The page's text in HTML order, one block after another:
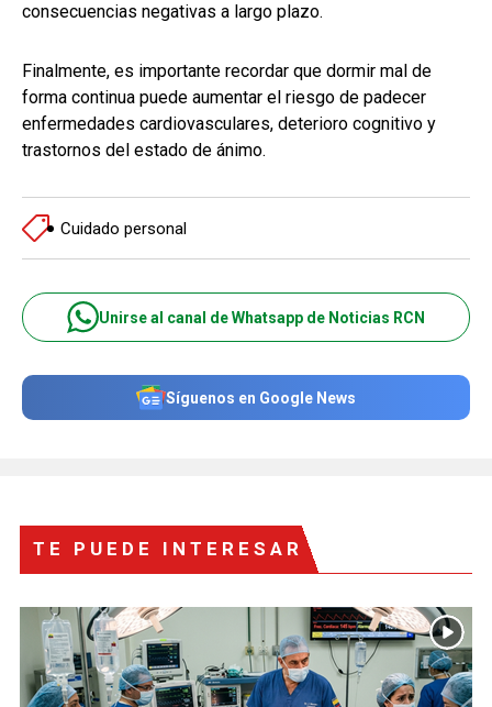
consecuencias negativas a largo plazo.
Finalmente, es importante recordar que dormir mal de
forma continua puede aumentar el riesgo de padecer
enfermedades cardiovasculares, deterioro cognitivo y
trastornos del estado de ánimo.
Cuidado personal
Unirse al canal de Whatsapp de Noticias RCN
Síguenos en Google News
TE PUEDE INTERESAR